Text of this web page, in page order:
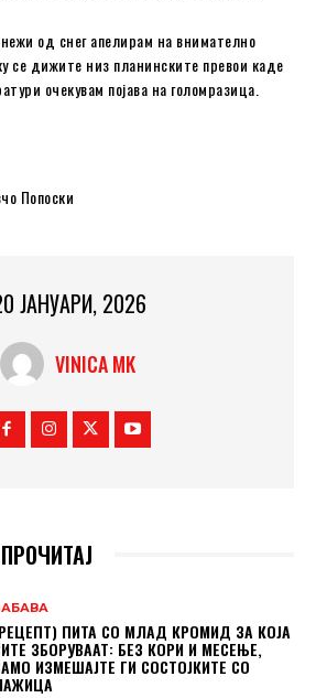
од снег апелирам на внимателно
се дижите низ планинските превои каде
очекувам појава на голомразица.
Попоски
ЈАНУАРИ, 2026
VINICA MK
ПИТА СО МЛАД КРОМИД ЗА КОЈА
ЗБОРУВААТ: БЕЗ КОРИ И МЕСЕЊЕ,
ИЗМЕШАЈТЕ ГИ СОСТОЈКИТЕ СО